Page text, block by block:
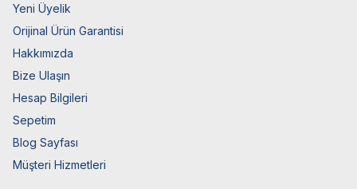
Yeni Üyelik
Orijinal Ürün Garantisi
Hakkımızda
Bize Ulaşın
Hesap Bilgileri
Sepetim
Blog Sayfası
Müşteri Hizmetleri